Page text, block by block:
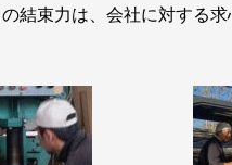
結束力は、会社に対する求